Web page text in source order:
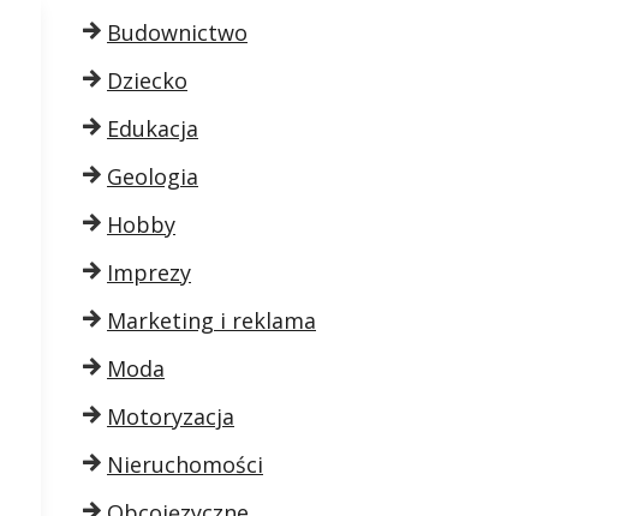
Budownictwo
Dziecko
Edukacja
Geologia
Hobby
Imprezy
Marketing i reklama
Moda
Motoryzacja
Nieruchomości